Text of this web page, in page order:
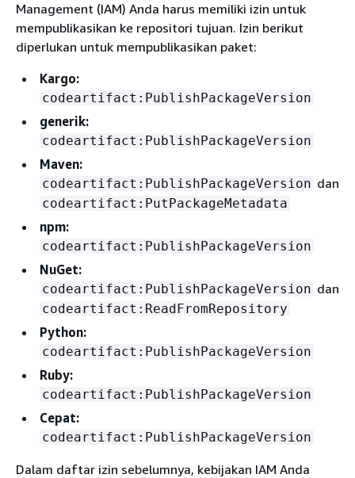
Management (IAM) Anda harus memiliki izin untuk
mempublikasikan ke repositori tujuan. Izin berikut
diperlukan untuk mempublikasikan paket:
Kargo:
codeartifact:PublishPackageVersion
generik:
codeartifact:PublishPackageVersion
Maven:
codeartifact:PublishPackageVersion dan
codeartifact:PutPackageMetadata
npm:
codeartifact:PublishPackageVersion
NuGet:
codeartifact:PublishPackageVersion dan
codeartifact:ReadFromRepository
Python:
codeartifact:PublishPackageVersion
Ruby:
codeartifact:PublishPackageVersion
Cepat:
codeartifact:PublishPackageVersion
Dalam daftar izin sebelumnya, kebijakan IAM Anda